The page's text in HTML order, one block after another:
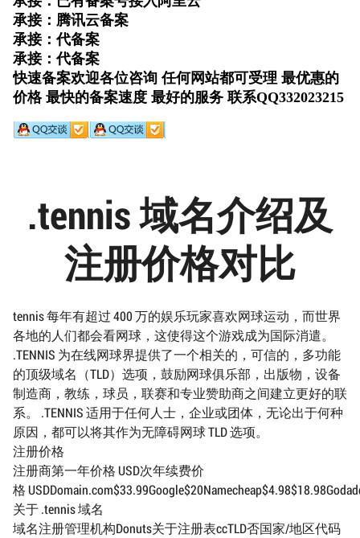
.tennis 域名介绍及
注册价格对比
tennis 每年有超过 400 万的娱乐玩家喜欢网球运动，而世界
各地的人们都会看网球，这使得这个游戏成为国际消遣。
.TENNIS 为在线网球界提供了一个相关的，可信的，多功能
的顶级域名（TLD）选项，鼓励网球俱乐部，出版物，设备
制造商，教练，球员，联赛和专业赞助商之间建立更好的联
系。 .TENNIS 适用于任何人士，企业或团体，无论出于何种
原因，都可以将其作为无障碍网球 TLD 选项。
注册价格
注册商第一年价格 USD次年续费价
格
关于 .tennis 域名
域名注册管理机构Donuts关于注册表ccTLD否国家/地区代码